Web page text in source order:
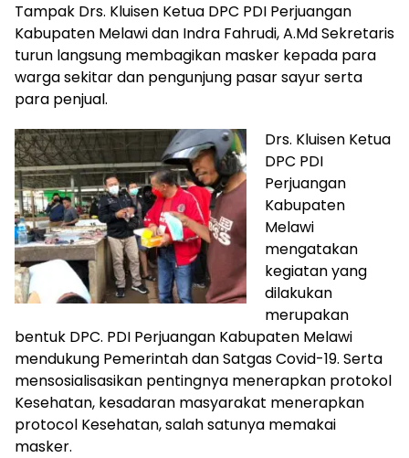
Tampak Drs. Kluisen Ketua DPC PDI Perjuangan
Kabupaten Melawi dan Indra Fahrudi, A.Md Sekretaris
turun langsung membagikan masker kepada para
warga sekitar dan pengunjung pasar sayur serta
para penjual.
Drs. Kluisen Ketua
DPC PDI
Perjuangan
Kabupaten
Melawi
mengatakan
kegiatan yang
dilakukan
merupakan
bentuk DPC. PDI Perjuangan Kabupaten Melawi
mendukung Pemerintah dan Satgas Covid-19. Serta
mensosialisasikan pentingnya menerapkan protokol
Kesehatan, kesadaran masyarakat menerapkan
protocol Kesehatan, salah satunya memakai
masker.